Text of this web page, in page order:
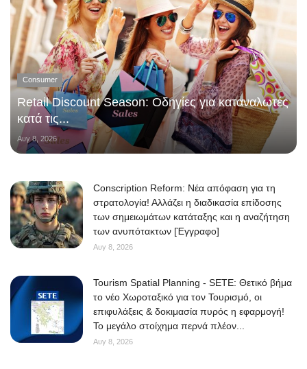
Consumer
Retail Discount Season: Οδηγίες για καταναλωτές
κατά τις...
Αυγ 8, 2026
Conscription Reform: Νέα απόφαση για τη
στρατολογία! Αλλάζει η διαδικασία επίδοσης
των σημειωμάτων κατάταξης και η αναζήτηση
των ανυπότακτων [Έγγραφο]
Αυγ 8, 2026
Tourism Spatial Planning - SETE: Θετικό βήμα
το νέο Χωροταξικό για τον Τουρισμό, οι
επιφυλάξεις & δοκιμασία πυρός η εφαρμογή!
Το μεγάλο στοίχημα περνά πλέον...
Αυγ 8, 2026